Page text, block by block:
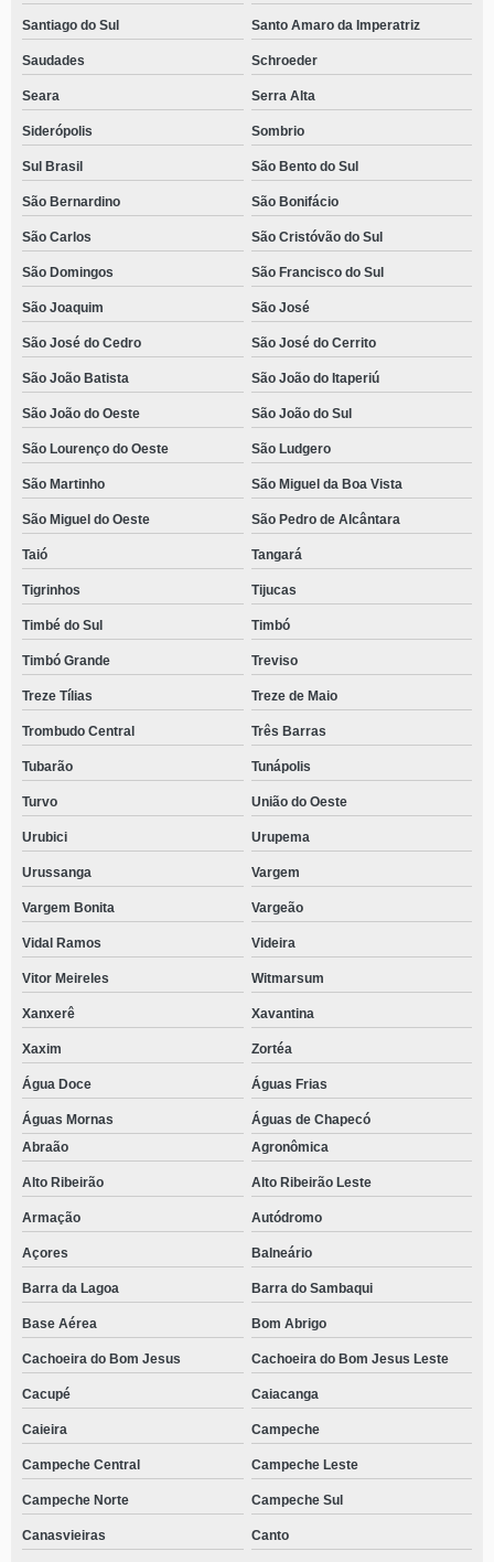
Santiago do Sul Santo Amaro da Imperatriz
Saudades Schroeder
Seara Serra Alta
Siderópolis Sombrio
Sul Brasil São Bento do Sul
São Bernardino São Bonifácio
São Carlos São Cristóvão do Sul
São Domingos São Francisco do Sul
São Joaquim São José
São José do Cedro São José do Cerrito
São João Batista São João do Itaperiú
São João do Oeste São João do Sul
São Lourenço do Oeste São Ludgero
São Martinho São Miguel da Boa Vista
São Miguel do Oeste São Pedro de Alcântara
Taió Tangará
Tigrinhos Tijucas
Timbé do Sul Timbó
Timbó Grande Treviso
Treze Tílias Treze de Maio
Trombudo Central Três Barras
Tubarão Tunápolis
Turvo União do Oeste
Urubici Urupema
Urussanga Vargem
Vargem Bonita Vargeão
Vidal Ramos Videira
Vitor Meireles Witmarsum
Xanxerê Xavantina
Xaxim Zortéa
Água Doce Águas Frias
Águas Mornas
Águas de Chapecó
Abraão
Agronômica
Alto Ribeirão Alto Ribeirão Leste
Armação Autódromo
Açores Balneário
Barra da Lagoa Barra do Sambaqui
Base Aérea Bom Abrigo
Cachoeira do Bom Jesus Cachoeira do Bom Jesus Leste
Cacupé Caiacanga
Caieira Campeche
Campeche Central Campeche Leste
Campeche Norte Campeche Sul
Canasvieiras Canto